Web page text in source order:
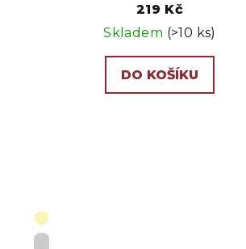
219 Kč
Skladem (>10 ks)
DO KOŠÍKU